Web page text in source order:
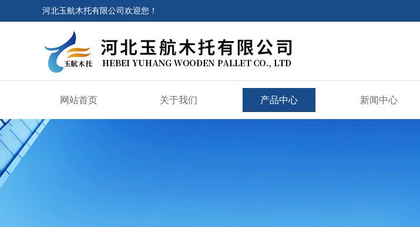
河北玉航木托有限公司欢迎您！
网站首页 关于我们 产品中心 新闻中心